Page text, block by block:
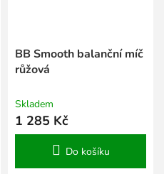
BB Smooth balanční míč
růžová
Skladem
1 285 Kč
Do košíku